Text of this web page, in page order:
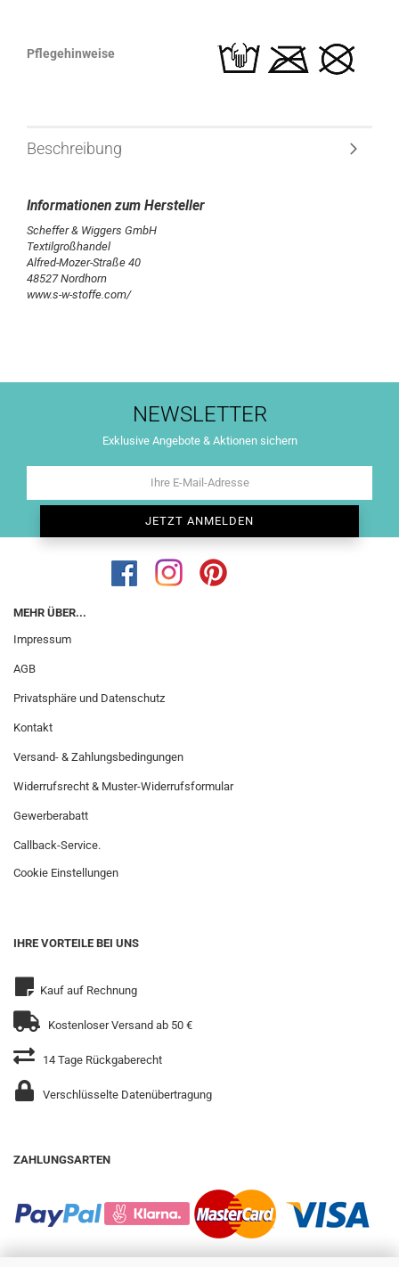
Pflegehinweise
Beschreibung
Scheffer & Wiggers GmbH
Textilgroßhandel
Alfred-Mozer-Straße 40
48527 Nordhorn
www.s-w-stoffe.com/
NEWSLETTER
Exklusive Angebote & Aktionen sichern
MEHR ÜBER...
Impressum
AGB
Privatsphäre und Datenschutz
Kontakt
Versand- & Zahlungsbedingungen
Widerrufsrecht & Muster-Widerrufsformular
Gewerberabatt
Callback-Service.
Cookie Einstellungen
IHRE VORTEILE BEI UNS
Kauf auf Rechnung
Kostenloser Versand ab 50 €
14 Tage Rückgaberecht
Verschlüsselte Datenübertragung
ZAHLUNGSARTEN